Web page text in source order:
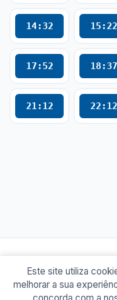
14:32 15:22
17:52 18:37
21:12 22:12
©
Sobre Contato
Este site utiliza
melhorar a sua